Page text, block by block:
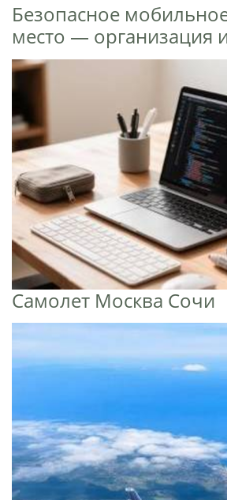
Безопасное
место — организация
Самолет Москва Сочи